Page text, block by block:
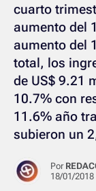
cuarto
aumento del
aumento del
total, los
de US$ 9.21
10.7% con
11.6% año
subieron un
Por
18/01/